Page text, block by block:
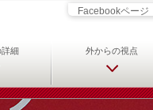
めざす君Facebookページ
詳細 外からの視点